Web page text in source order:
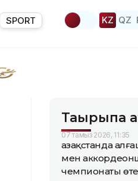
SPORT KZ QZ
Тақырыпқа
07 тамыз 2026, 11:35
Қазақстанда
мен
чемпионаты